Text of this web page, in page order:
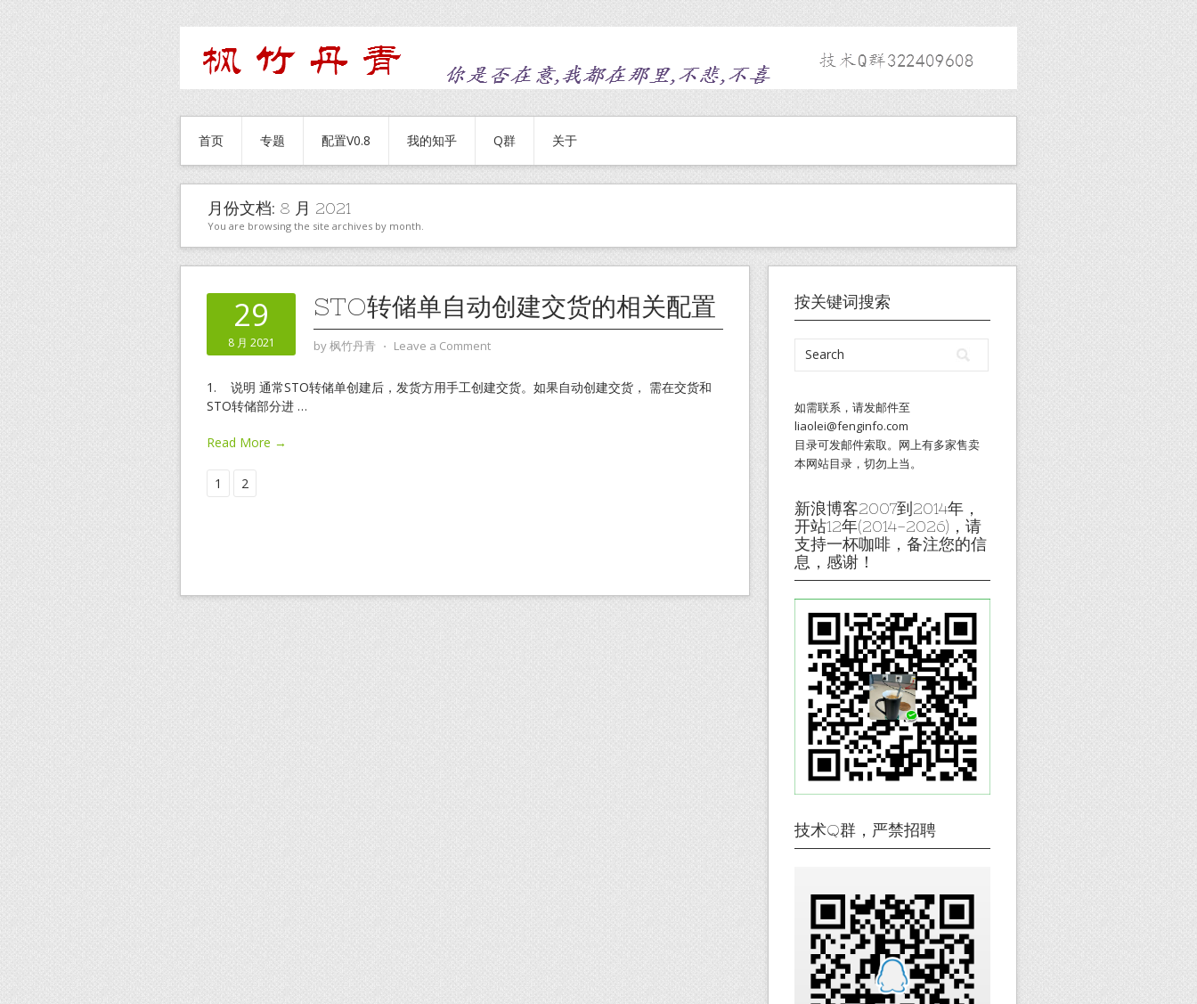
首页 专题 配置V0.8 我的知乎 Q群 关于
月份文档: 8 月 2021
You are browsing the site archives by month.
29
8 月 2021
STO转储单自动创建交货的相关配置
by枫竹丹青 ⋅ Leave a Comment
1. 说明 通常STO转储单创建后，发货方用手工创建交货。如果自动创建交货， 需在交货和
STO转储部分进 …
Read More →
1 2
按关键词搜索
如需联系，请发邮件至
liaolei@fenginfo.com
目录可发邮件索取。网上有多家售卖
本网站目录，切勿上当。
新浪博客2007到2014年，
开站12年(2014-2026)，请
支持一杯咖啡，备注您的信
息，感谢！
技术Q群，严禁招聘